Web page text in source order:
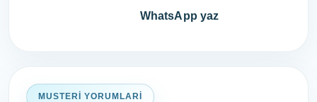
WhatsApp yaz
MUSTERI YORUMLARI